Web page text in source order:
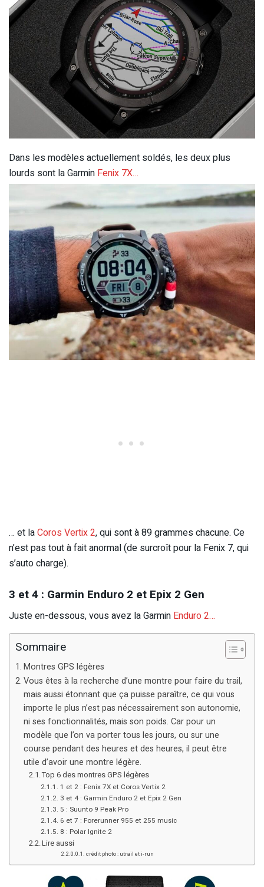
Dans les modèles actuellement soldés, les deux plus
lourds sont la Garmin Fenix 7X…
… et laCoros Vertix 2, qui sont à 89 grammes chacune. Ce
n’est pas tout à fait anormal (de surcroît pour la Fenix 7, qui
s’auto charge).
3 et 4 : Garmin Enduro 2 et Epix 2 Gen
Juste en-dessous, vous avez la Garmin Enduro 2…
Sommaire
Montres GPS légères
Vous êtes à la recherche d’une montre pour faire du trail,
mais aussi étonnant que ça puisse paraître, ce qui vous
importe le plus n’est pas nécessairement son autonomie,
ni ses fonctionnalités, mais son poids. Car pour un
modèle que l’on va porter tous les jours, ou sur une
course pendant des heures et des heures, il peut être
utile d’avoir une montre légère.
Top 6 des montres GPS légères
1 et 2 : Fenix 7X et Coros Vertix 2
3 et 4 : Garmin Enduro 2 et Epix 2 Gen
5 : Suunto 9 Peak Pro
6 et 7 : Forerunner 955 et 255 music
8 : Polar Ignite 2
Lire aussi
crédit photo : utrail et i-run